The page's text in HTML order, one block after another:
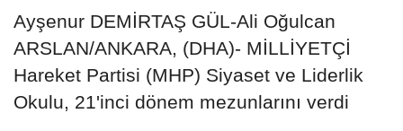
Ayşenur DEMİRTAŞ GÜL-Ali Oğulcan
ARSLAN/ANKARA, (DHA)- MİLLİYETÇİ
Hareket Partisi (MHP) Siyaset ve Liderlik
Okulu, 21'inci dönem mezunlarını verdi